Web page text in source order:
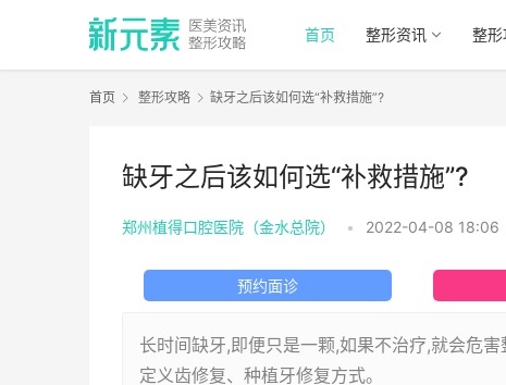
首页 整形资讯 整
首页 整形攻略 缺牙之后该如何选“补救措施”?
缺牙之后该如何选“补救措施”?
郑州植得口腔医院（金水总院） • 2022-04-08 18:06
预约面诊
长时间缺牙,即便只是一颗,如果不治疗,就会危
定义齿修复、种植牙修复方式。